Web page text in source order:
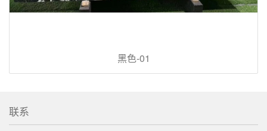
黑色-01
联系